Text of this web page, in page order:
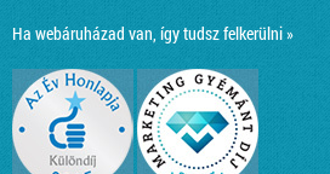
Ha webáruházad van, így tudsz felkerülni »